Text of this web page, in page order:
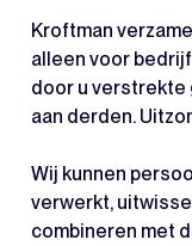
Kroftman
alleen voor
door u
aan derden.
Wij kunnen
verwerkt,
combineren met